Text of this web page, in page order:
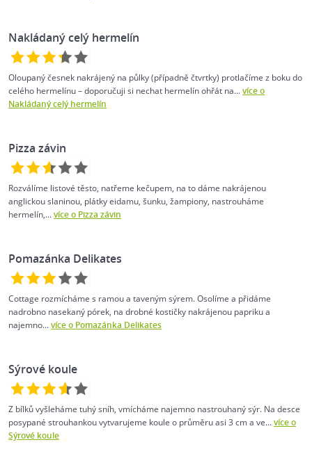
Nakládaný celý hermelín
Oloupaný česnek nakrájený na půlky (případně čtvrtky) protlačíme z boku do
celého hermelínu – doporučuji si nechat hermelín ohřát na...více o
Nakládaný celý hermelín
Pizza závin
Rozválíme listové těsto, natřeme kečupem, na to dáme nakrájenou
anglickou slaninou, plátky eidamu, šunku, žampiony, nastrouháme
hermelín,...více o Pizza závin
Pomazánka Delikates
Cottage rozmícháme s ramou a taveným sýrem. Osolíme a přidáme
nadrobno nasekaný pórek, na drobné kostičky nakrájenou papriku a
najemno...více o Pomazánka Delikates
Sýrové koule
Z bílků vyšleháme tuhý sníh, vmícháme najemno nastrouhaný sýr. Na desce
posypané strouhankou vytvarujeme koule o průměru asi 3 cm a ve...více o
Sýrové koule